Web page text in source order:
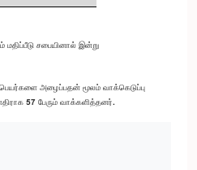
மதிப்பீடு சபையினால் இன்று
அழைப்பதன் மூலம் வாக்கெடுப்பு
57 பேரும் வாக்களித்தனர்.